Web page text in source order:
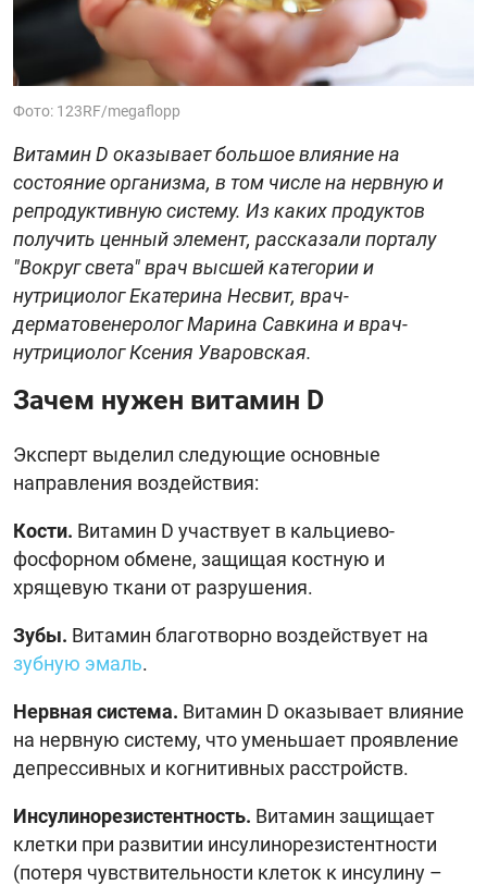
Фото: 123RF/megaflopp
Витамин D оказывает большое влияние на
состояние организма, в том числе на нервную и
репродуктивную систему. Из каких продуктов
получить ценный элемент, рассказали порталу
"Вокруг света" врач высшей категории и
нутрициолог Екатерина Несвит, врач-
дерматовенеролог Марина Савкина и врач-
нутрициолог Ксения Уваровская.
Зачем нужен витамин D
Эксперт выделил следующие основные
направления воздействия:
Кости. Витамин D участвует в кальциево-
фосфорном обмене, защищая костную и
хрящевую ткани от разрушения.
Зубы. Витамин благотворно воздействует на
зубную эмаль.
Нервная система. Витамин D оказывает влияние
на нервную систему, что уменьшает проявление
депрессивных и когнитивных расстройств.
Инсулинорезистентность. Витамин защищает
клетки при развитии инсулинорезистентности
(потеря чувствительности клеток к инсулину –